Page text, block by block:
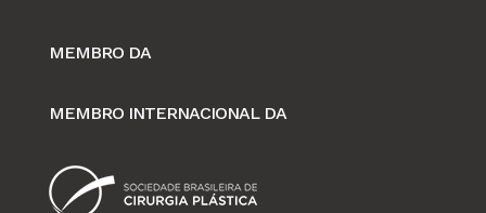
MEMBRO DA
MEMBRO INTERNACIONAL DA